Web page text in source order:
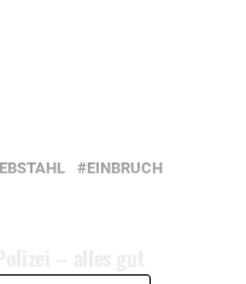
EINBRUCH